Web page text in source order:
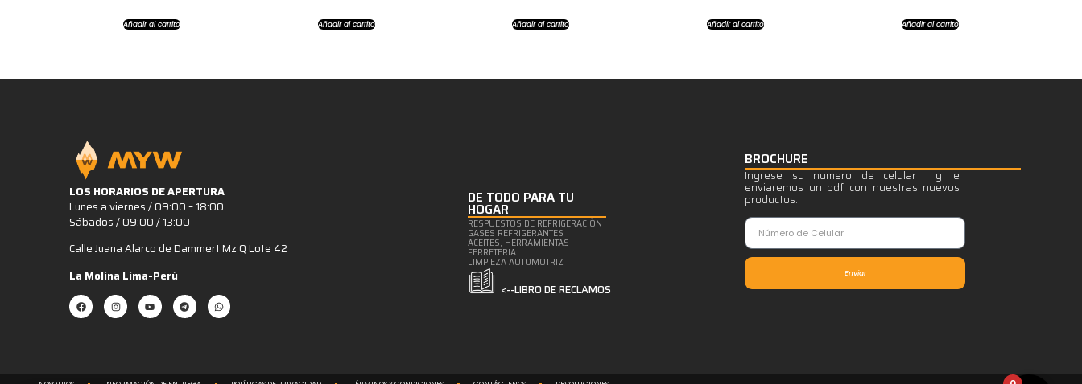
Añadir al carrito Añadir al carrito Añadir al carrito Añadir al carrito Añadir al carrito
LOS HORARIOS DE APERTURA
Lunes a viernes / 09:00 – 18:00
Sábados / 09:00 / 13:00
Calle Juana Alarco de Dammert Mz Q Lote 42
La Molina Lima-Perú
DE TODO PARA TU
HOGAR
RESPUESTOS DE REFRIGERACIÒN
GASES REFRIGERANTES
ACEITES, HERRAMIENTAS
FERRETERIA
LIMPIEZA AUTOMOTRIZ
<--LIBRO DE RECLAMOS
BROCHURE
Ingrese su numero de celular y le
enviaremos un pdf con nuestras nuevos
productos.
Enviar